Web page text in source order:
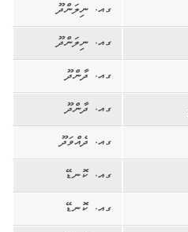
ގއ. ނިލަންދޫ
ގއ. ނިލަންދޫ
ގއ. ދާންދޫ
ގއ. ދާންދޫ
ގއ. ދެއްވަދޫ
ގއ. ކޮނޑޭ
ގއ. ކޮނޑޭ